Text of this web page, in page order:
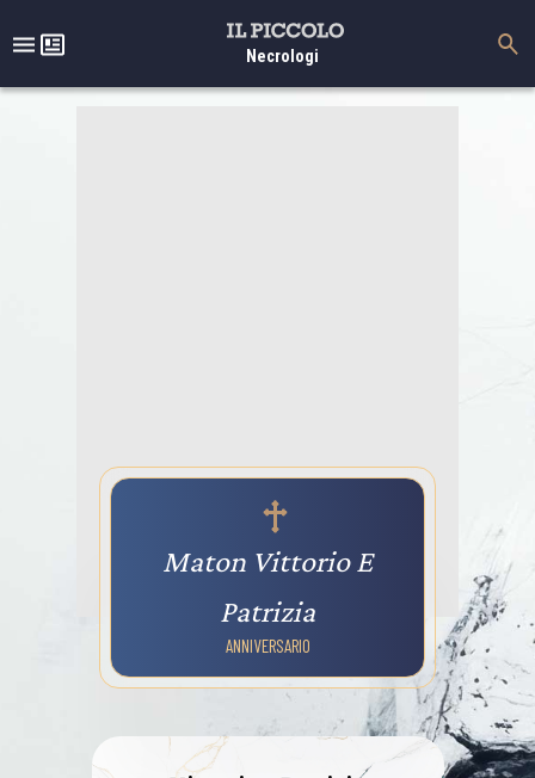
Necrologi
Maton Vittorio E
Patrizia
ANNIVERSARIO